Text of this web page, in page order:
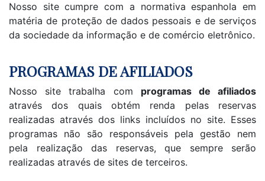
Nosso site cumpre com a normativa espanhola em
matéria de proteção de dados pessoais e de serviços
da sociedade da informação e de comércio eletrônico.
PROGRAMAS DE AFILIADOS
Nosso site trabalha com programas de afiliados
através dos quais obtém renda pelas reservas
realizadas através dos links incluídos no site. Esses
programas não são responsáveis pela gestão nem
pela realização das reservas, que sempre serão
realizadas através de sites de terceiros.